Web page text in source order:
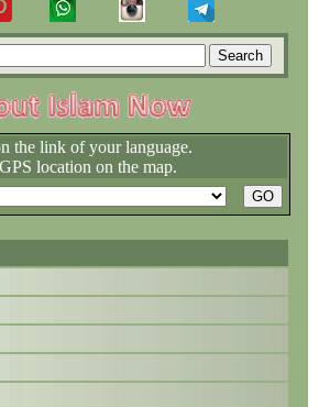
the link of your language.
location on the map.